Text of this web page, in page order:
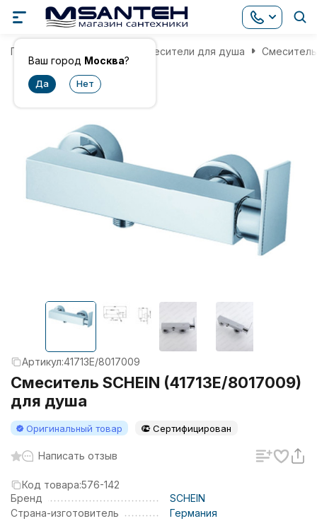
Ваш город Москва?
Главная Смесители для душа
Артикул:41713E/8017009
Смеситель SCHEIN (41713E/8017009)
для душа
Оригинальный товар Сертифицирован
Написать отзыв
Код товара:576-142
Бренд
SCHEIN
Страна-изготовитель
Германия